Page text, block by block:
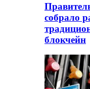
собрало
блокчейн